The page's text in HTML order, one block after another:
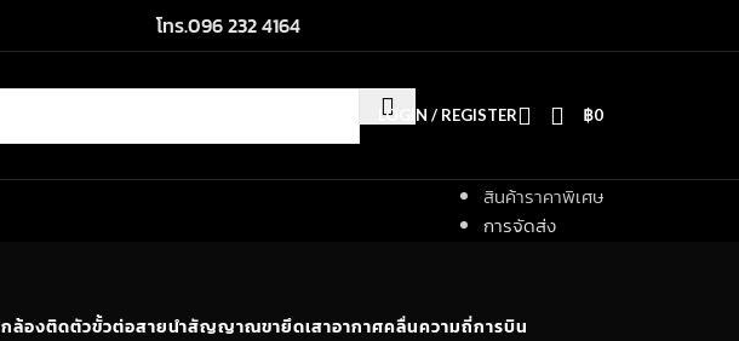
โทร.096 232 4164
LOGIN / REGISTER ฿0
สินค้าราคาพิเศษ
การจัดส่ง
กล้องติดตัวขั้วต่อสายนำสัญญาณขายึดเสาอากาศคลื่นความถี่การบิน